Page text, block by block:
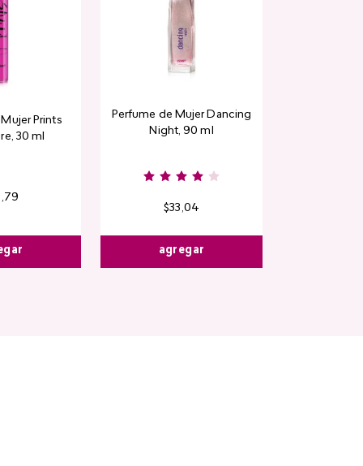
Prints
30 ml
,79
Perfume de Mujer Dancing
Night, 90 ml
$33 ,04
agregar